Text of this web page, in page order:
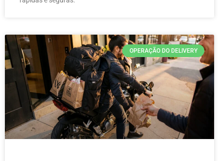
OPERAÇÃO DO DELIVERY